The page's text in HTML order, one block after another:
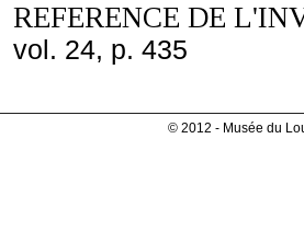
REFERENCE DE
vol. 24, p. 435
© 2012 - Musée du